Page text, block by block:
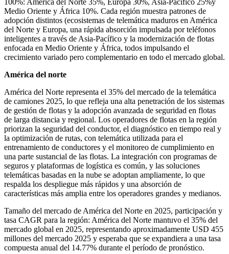
100%: América del Norte 35%, Europa 30%, Asia-Pacífico 25%y
Medio Oriente y África 10%. Cada región muestra patrones de
adopción distintos (ecosistemas de telemática maduros en América
del Norte y Europa, una rápida absorción impulsada por teléfonos
inteligentes a través de Asia-Pacífico y la modernización de flotas
enfocada en Medio Oriente y África, todos impulsando el
crecimiento variado pero complementario en todo el mercado global.
América del norte
América del Norte representa el 35% del mercado de la telemática
de camiones 2025, lo que refleja una alta penetración de los sistemas
de gestión de flotas y la adopción avanzada de seguridad en flotas
de larga distancia y regional. Los operadores de flotas en la región
priorizan la seguridad del conductor, el diagnóstico en tiempo real y
la optimización de rutas, con telemática utilizada para el
entrenamiento de conductores y el monitoreo de cumplimiento en
una parte sustancial de las flotas. La integración con programas de
seguros y plataformas de logística es común, y las soluciones
telemáticas basadas en la nube se adoptan ampliamente, lo que
respalda los despliegue más rápidos y una absorción de
características más amplia entre los operadores grandes y medianos.
Tamaño del mercado de América del Norte en 2025, participación y
tasa CAGR para la región: América del Norte mantuvo el 35% del
mercado global en 2025, representando aproximadamente USD 455
millones del mercado 2025 y esperaba que se expandiera a una tasa
compuesta anual del 14.77% durante el período de pronóstico.